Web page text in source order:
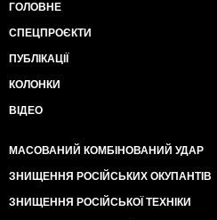
ГОЛОВНЕ
СПЕЦПРОЄКТИ
ПУБЛІКАЦІЇ
КОЛОНКИ
ВІДЕО
МАСОВАНИЙ КОМБІНОВАНИЙ УДАР
ЗНИЩЕННЯ РОСІЙСЬКИХ ОКУПАНТІВ
ЗНИЩЕННЯ РОСІЙСЬКОЇ ТЕХНІКИ